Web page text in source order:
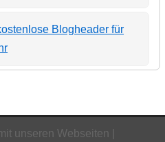
Blogheader für
unseren Webseiten